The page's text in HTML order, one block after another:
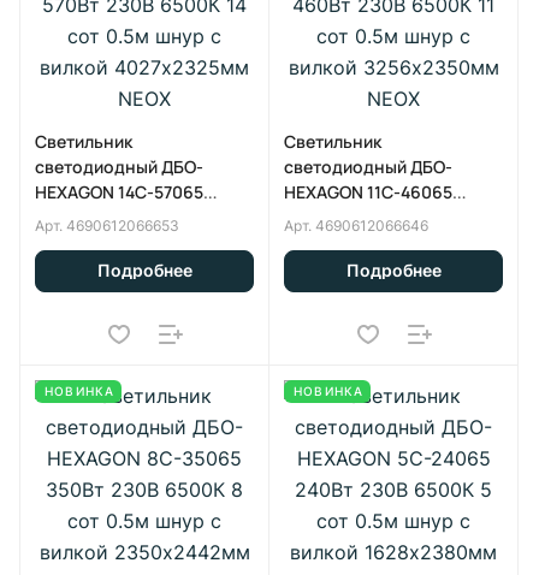
Светильник
светодиодный ДБО-
HEXAGON 14С-57065
570Вт 230В 6500К 14 сот
0.5м шнур с вилкой
4027х2325мм NEOX
Арт. 4690612066653
Подробнее
Светильник
светодиодный ДБО-
HEXAGON 11С-46065
460Вт 230В 6500К 11 сот
0.5м шнур с вилкой
3256х2350мм NEOX
Арт. 4690612066646
Подробнее
НОВИНКА НОВИНКА